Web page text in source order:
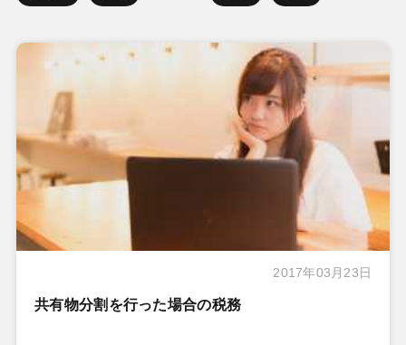
2017年03月23日
共有物分割を行った場合の税務